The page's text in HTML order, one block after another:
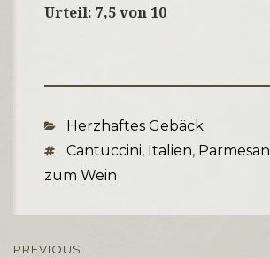
Urteil: 7,5 von 10
Categories
Herzhaftes Gebäck
TagsCantuccini, Italien, Parmesan
zum Wein
PREVIOUS